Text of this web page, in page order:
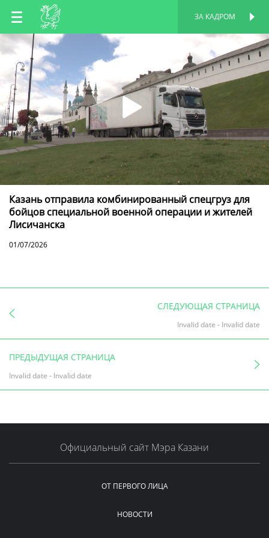
RU
TT
ЗА КАДРОМ
Казань отправила комбинированный спецгруз для
бойцов специальной военной операции и жителей
Лисичанска
01/07/2026
СЛЕДУЮЩАЯ СТРАНИЦА
Invalid date - Invalid date
ПРЕДЫДУЩАЯ СТРАНИЦА
Invalid date - Invalid date
Официальный сайт Мэра Казани
ОТ ПЕРВОГО ЛИЦА
НОВОСТИ
ПЕРСОНАЛЬНАЯ
СТРАНИЦА